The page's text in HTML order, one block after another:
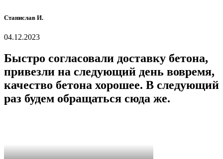
Станислав И.
04.12.2023
Быстро согласовали доставку бетона,
привезли на следующий день вовремя,
качество бетона хорошее. В следующий
раз будем обращаться сюда же.